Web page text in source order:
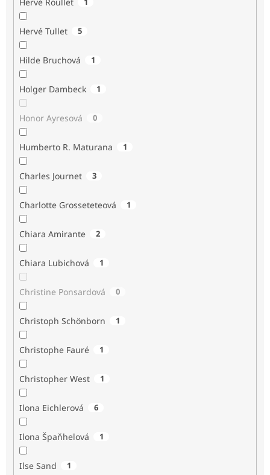
Hervé Tullet 5
Hilde Bruchová 1
Holger Dambeck 1
Honor Ayresová 0
Humberto R. Maturana 1
Charles Journet 3
Charlotte Grosseteteová 1
Chiara Amirante 2
Chiara Lubichová 1
Christine Ponsardová 0
Christoph Schönborn 1
Christophe Fauré 1
Christopher West 1
Ilona Eichlerová 6
Ilona Špaňhelová 1
Ilse Sand 1